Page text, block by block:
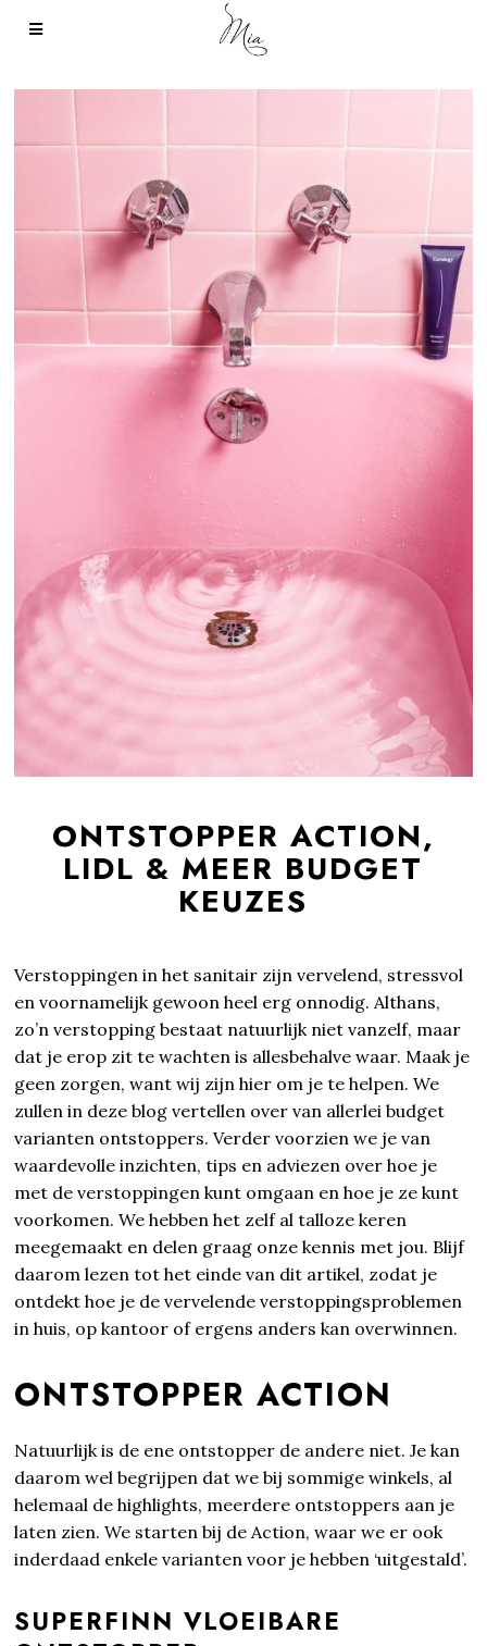
ONTSTOPPER ACTION,
LIDL & MEER BUDGET
KEUZES
Verstoppingen in het sanitair zijn vervelend, stressvol
en voornamelijk gewoon heel erg onnodig. Althans,
zo’n verstopping bestaat natuurlijk niet vanzelf, maar
dat je erop zit te wachten is allesbehalve waar. Maak je
geen zorgen, want wij zijn hier om je te helpen. We
zullen in deze blog vertellen over van allerlei budget
varianten ontstoppers. Verder voorzien we je van
waardevolle inzichten, tips en adviezen over hoe je
met de verstoppingen kunt omgaan en hoe je ze kunt
voorkomen. We hebben het zelf al talloze keren
meegemaakt en delen graag onze kennis met jou. Blijf
daarom lezen tot het einde van dit artikel, zodat je
ontdekt hoe je de vervelende verstoppingsproblemen
in huis, op kantoor of ergens anders kan overwinnen.
ONTSTOPPER ACTION
Natuurlijk is de ene ontstopper de andere niet. Je kan
daarom wel begrijpen dat we bij sommige winkels, al
helemaal de highlights, meerdere ontstoppers aan je
laten zien. We starten bij de Action, waar we er ook
inderdaad enkele varianten voor je hebben ‘uitgestald’.
SUPERFINN VLOEIBARE